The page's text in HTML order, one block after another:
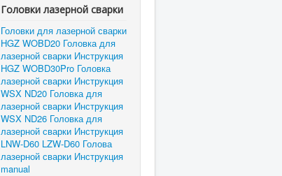
Головки лазерной сварки
Головки для лазерной сварки
HGZ WOBD20 Головка для
лазерной сварки Инструкция
HGZ WOBD30Pro Головка
лазерной сварки Инструкция
WSX ND20 Головка для
лазерной сварки Инструкция
WSX ND26 Головка для
лазерной сварки Инструкция
LNW-D60 LZW-D60 Голова
лазерной сварки Инструкция
manual